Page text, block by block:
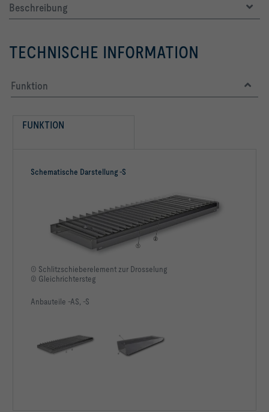
Beschreibung
TECHNISCHE INFORMATION
Funktion
FUNKTION
Schematische Darstellung -S
① Schlitzschieberelement zur Drosselung
② Gleichrichtersteg
Anbauteile -AS, -S